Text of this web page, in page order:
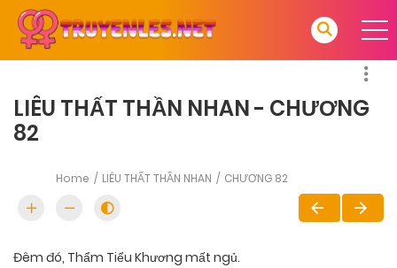
LIÊU THẤT THẦN NHAN - CHƯƠNG
82
Home LIÊU THẤT THẦN NHAN CHƯƠNG 82
Đêm đó, Thẩm Tiểu Khương mất ngủ.